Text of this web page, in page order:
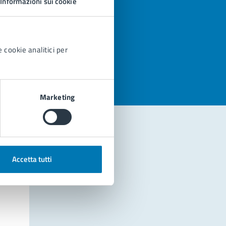
cookie analitici per
Marketing
Accetta tutti